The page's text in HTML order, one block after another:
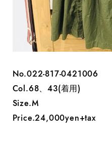
No.022-817-0421006
Col.68、43(着用)
Size.M
Price.24,000yen+tax